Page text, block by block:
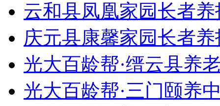
云和县凤凰家园长者
庆元县康馨家园长者
光大百龄帮·缙云县养
光大百龄帮·三门颐养